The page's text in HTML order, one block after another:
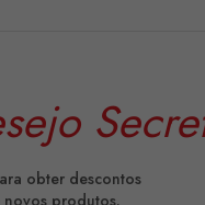
obter descontos
novos produtos.